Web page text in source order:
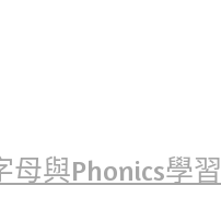
與Phonics學習